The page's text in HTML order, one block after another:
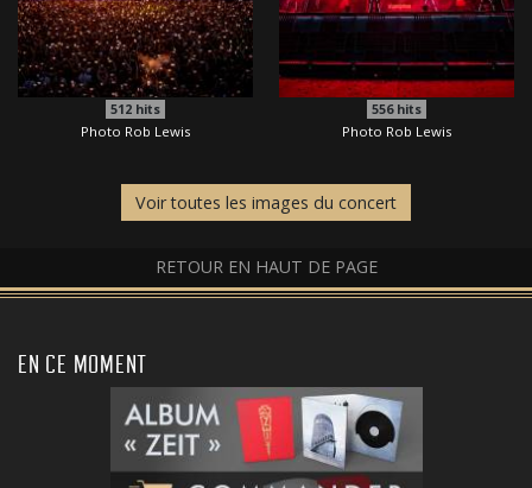
512hits
Photo Rob Lewis
556hits
Photo Rob Lewis
Voir toutes les images du concert
RETOUR EN HAUT DE PAGE
EN CE MOMENT